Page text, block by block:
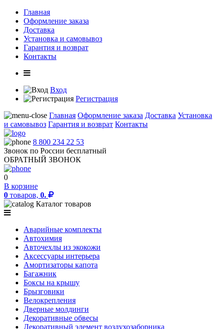
Главная
Оформление заказа
Доставка
Установка и самовывоз
Гарантия и возврат
Контакты
Вход
Регистрация
Главная Оформление заказа Доставка Установка
и самовывоз Гарантия и возврат Контакты
8 800 234 22 53
Звонок по России бесплатный
ОБРАТНЫЙ ЗВОНОК
0
В корзине
0 товаров, 0.
Каталог товаров
Аварийные комплекты
Автохимия
Авточехлы из экокожи
Аксессуары интерьера
Амортизаторы капота
Багажник
Боксы на крышу
Брызговики
Велокрепления
Дверные молдинги
Декоративные обвесы
Декоративный элемент воздухозаборника